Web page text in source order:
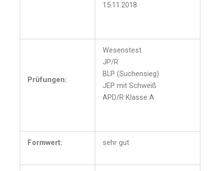
15.11.2018
Prüfungen:
Wesenstest
JP/R
BLP (Suchensieg)
JEP mit Schweiß
APD/R Klasse A
Formwert: sehr gut